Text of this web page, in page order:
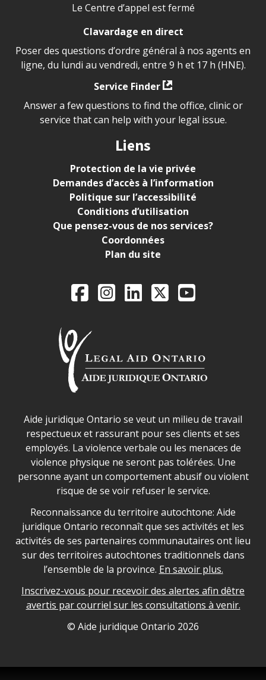
Le Centre d’appel est fermé
Clavardage en direct
Poser des questions d’ordre général à nos agents en
ligne, du lundi au vendredi, entre 9 h et 17 h (HNE).
Service Finder
Answer a few questions to find the office, clinic or
service that can help with your legal issue.
Liens
Protection de la vie privée
Demandes d’accès à l’information
Politique sur l’accessibilité
Conditions d’utilisation
Que pensez-vous de nos services?
Coordonnées
Plan du site
Legal Aid Ontario
FacebookInstagram
LinkedIn
X YouTube
Déclaration sur la sécurité dans les locaux d'AJO.
Aide juridique Ontario se veut un milieu de travail
respectueux et rassurant pour ses clients et ses
employés. La violence verbale ou les menaces de
violence physique ne seront pas tolérées. Une
personne ayant un comportement abusif ou violent
risque de se voir refuser le service.
Legal Aid Ontario land acknowledgement
Reconnaissance du territoire autochtone: Aide
juridique Ontario reconnaît que ses activités et les
activités de ses partenaires communautaires ont lieu
sur des territoires autochtones traditionnels dans
l’ensemble de la province. En savoir plus.
Inscrivez-vous pour recevoir des alertes afin dêtre
avertis par courriel sur les consultations à venir.
Legal Aid Ontario copyright information
© Aide juridique Ontario 2026